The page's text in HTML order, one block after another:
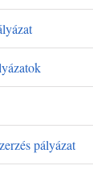
pályázat